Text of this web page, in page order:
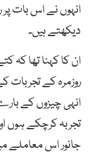
انہوں نے اس بات
دیکھتے ہیں۔
ان کا کہنا تھا کہ
روزمرہ کے تجربات
انہی چیزوں کے
تجربہ کرچکے ہوں
جانور اس معاملے